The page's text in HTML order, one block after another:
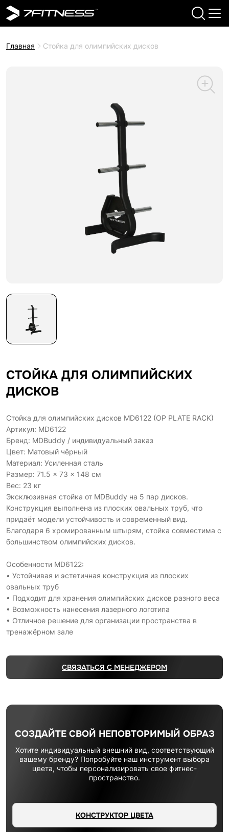
Главная Стойка для олимпийских дисков
СТОЙКА ДЛЯ ОЛИМПИЙСКИХ
ДИСКОВ
Стойка для олимпийских дисков MD6122 (OP PLATE RACK)
Артикул: MD6122
Бренд: MDBuddy / индивидуальный заказ
Цвет: Матовый чёрный
Материал: Усиленная сталь
Размер: 71.5 × 73 × 148 см
Вес: 23 кг
Эксклюзивная стойка от MDBuddy на 5 пар дисков.
Конструкция выполнена из плоских овальных труб, что
придаёт модели устойчивость и современный вид.
Благодаря 6 хромированным штырям, стойка совместима с
большинством олимпийских дисков.
Особенности MD6122:
• Устойчивая и эстетичная конструкция из плоских
овальных труб
• Подходит для хранения олимпийских дисков разного веса
• Возможность нанесения лазерного логотипа
• Отличное решение для организации пространства в
тренажёрном зале
СВЯЗАТЬСЯ С МЕНЕДЖЕРОМ
СОЗДАЙТЕ СВОЙ НЕПОВТОРИМЫЙ ОБРАЗ
Хотите индивидуальный внешний вид, соответствующий
вашему бренду? Попробуйте наш инструмент выбора
цвета, чтобы персонализировать свое фитнес-
пространство.
КОНСТРУКТОР ЦВЕТА